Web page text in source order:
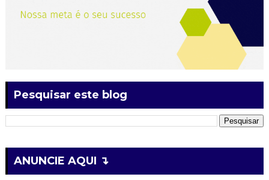
Pesquisar este blog
ANUNCIE AQUI ↴